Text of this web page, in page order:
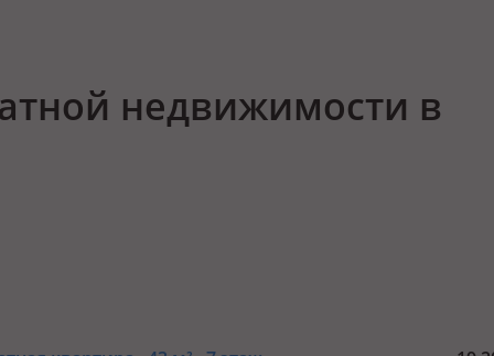
недвижимости в